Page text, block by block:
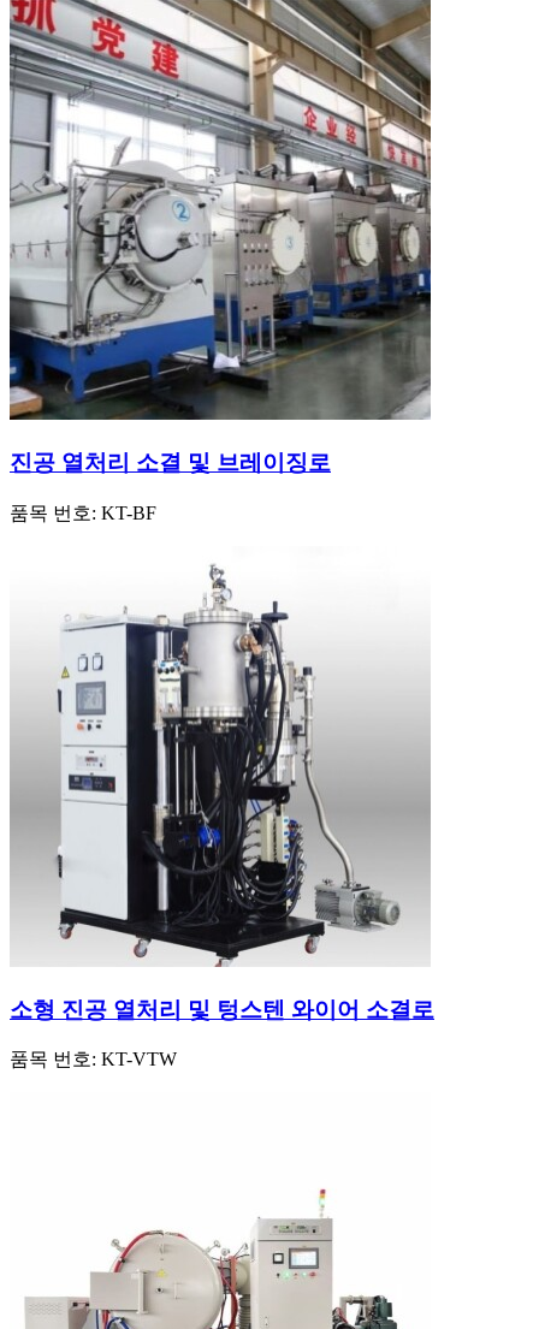
진공 열처리 소결 및 브레이징로
품목 번호: KT-BF
소형 진공 열처리 및 텅스텐 와이어 소결로
품목 번호: KT-VTW